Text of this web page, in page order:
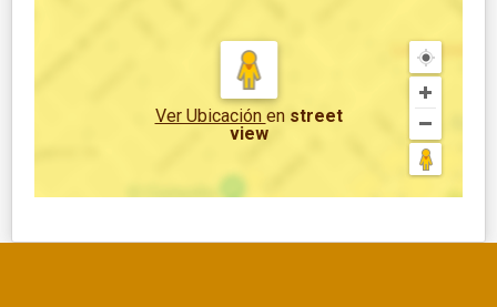
Ver Ubicación en street
view